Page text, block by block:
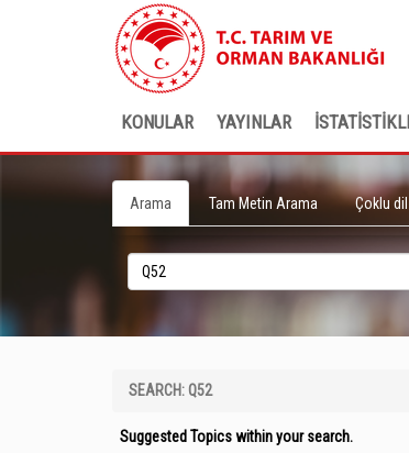
KONULAR YAYINLAR
Arama Tam Metin Arama Çoklu dil
SEARCH: Q52
Suggested Topics within your search.